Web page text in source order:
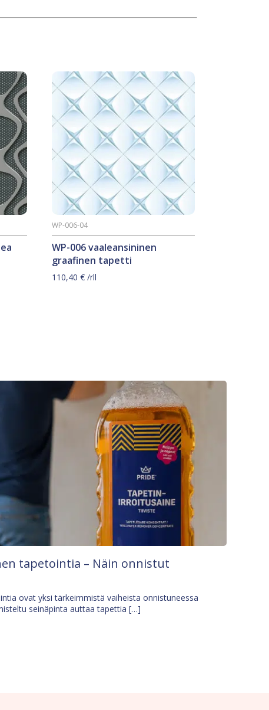
WP-006 vaaleansininen
graafinen tapetti
WP-006-04
110,40€ /rll
tapetointia – Näin onnistut
ovat yksi tärkeimmistä vaiheista onnistuneessa
seinäpinta auttaa tapettia […]